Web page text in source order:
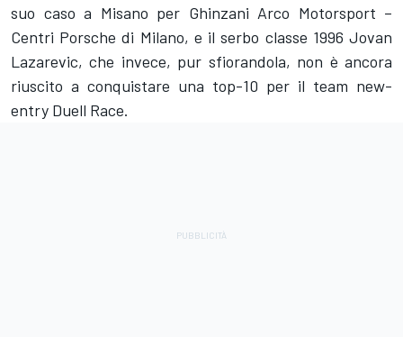
suo caso a Misano per Ghinzani Arco Motorsport –
Centri Porsche di Milano, e il serbo classe 1996 Jovan
Lazarevic, che invece, pur sfiorandola, non è ancora
riuscito a conquistare una top-10 per il team new-
entry Duell Race.